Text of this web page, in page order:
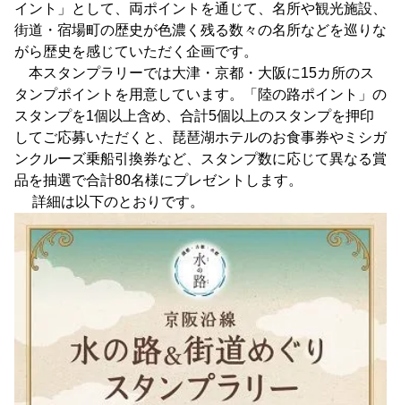
イント」として、両ポイントを通じて、名所や観光施設、
街道・宿場町の歴史が色濃く残る数々の名所などを巡りな
がら歴史を感じていただく企画です。
本スタンプラリーでは大津・京都・大阪に15カ所のス
タンプポイントを用意しています。「陸の路ポイント」の
スタンプを1個以上含め、合計5個以上のスタンプを押印
してご応募いただくと、琵琶湖ホテルのお食事券やミシガ
ンクルーズ乗船引換券など、スタンプ数に応じて異なる賞
品を抽選で合計80名様にプレゼントします。
詳細は以下のとおりです。